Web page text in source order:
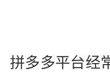
拼多多平台经